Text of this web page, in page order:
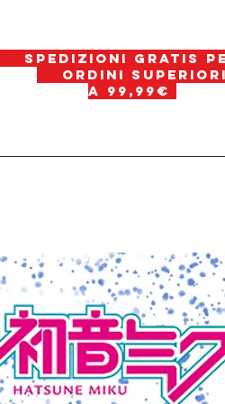
spedizioni gratis
ordini superiori
a 99,99€